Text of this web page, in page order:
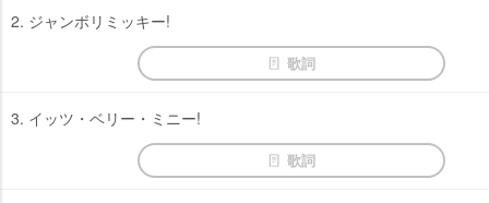
2. ジャンボリミッキー!
歌詞
3. イッツ・ベリー・ミニー!
歌詞